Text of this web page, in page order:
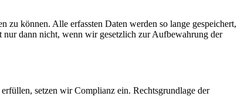
können. Alle erfassten Daten werden so lange gespeichert,
dann nicht, wenn wir gesetzlich zur Aufbewahrung der
setzen wir Complianz ein. Rechtsgrundlage der